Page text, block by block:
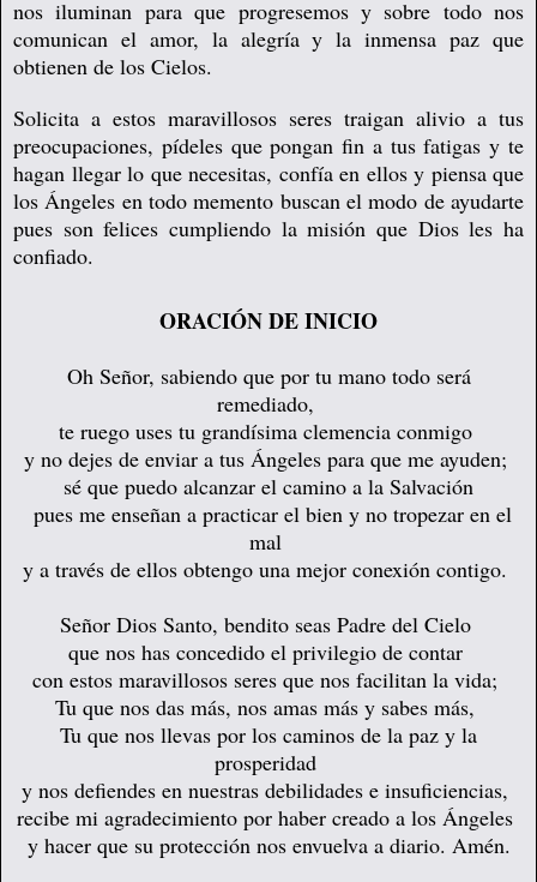
nos iluminan para que progresemos y sobre todo nos
comunican el amor, la alegría y la inmensa paz que
obtienen de los Cielos.
Solicita a estos maravillosos seres traigan alivio a tus
preocupaciones, pídeles que pongan fin a tus fatigas y te
hagan llegar lo que necesitas, confía en ellos y piensa que
los Ángeles en todo memento buscan el modo de ayudarte
pues son felices cumpliendo la misión que Dios les ha
confiado.
ORACIÓN DE INICIO
Oh Señor, sabiendo que por tu mano todo será
remediado,
te ruego uses tu grandísima clemencia conmigo
y no dejes de enviar a tus Ángeles para que me ayuden;
sé que puedo alcanzar el camino a la Salvación
pues me enseñan a practicar el bien y no tropezar en el
mal
y a través de ellos obtengo una mejor conexión contigo.
Señor Dios Santo, bendito seas Padre del Cielo
que nos has concedido el privilegio de contar
con estos maravillosos seres que nos facilitan la vida;
Tu que nos das más, nos amas más y sabes más,
Tu que nos llevas por los caminos de la paz y la
prosperidad
y nos defiendes en nuestras debilidades e insuficiencias,
recibe mi agradecimiento por haber creado a los Ángeles
y hacer que su protección nos envuelva a diario. Amén.